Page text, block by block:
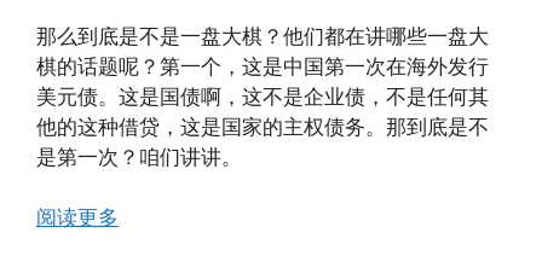
那么到底是不是一盘大棋？他们都在讲哪些一盘大
棋的话题呢？第一个，这是中国第一次在海外发行
美元债。这是国债啊，这不是企业债，不是任何其
他的这种借贷，这是国家的主权债务。那到底是不
是第一次？咱们讲讲。
阅读更多